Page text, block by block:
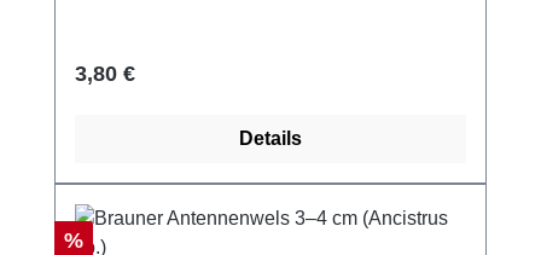
Regulärer Preis:
3,80 €
Details
Rabatt
%